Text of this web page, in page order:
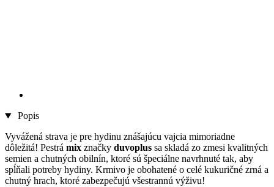
Popis
Vyvážená strava je pre hydinu znášajúcu vajcia mimoriadne
dôležitá! Pestrá mix značky duvoplus sa skladá zo zmesi kvalitných
semien a chutných obilnín, ktoré sú špeciálne navrhnuté tak, aby
spĺňali potreby hydiny. Krmivo je obohatené o celé kukuričné zrná a
chutný hrach, ktoré zabezpečujú všestrannú výživu!